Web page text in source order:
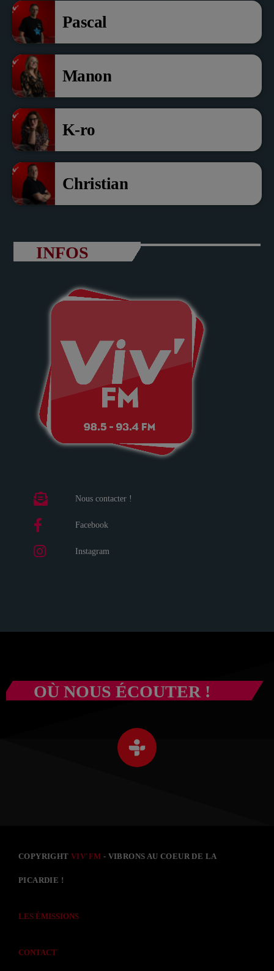
Pascal
Manon
K-ro
Christian
INFOS
Nous contacter !
Facebook
Instagram
OÙ NOUS ÉCOUTER !
COPYRIGHTVIV'FM - VIBRONS AU COEUR DE LA
PICARDIE !
LES ÉMISSIONS
CONTACT